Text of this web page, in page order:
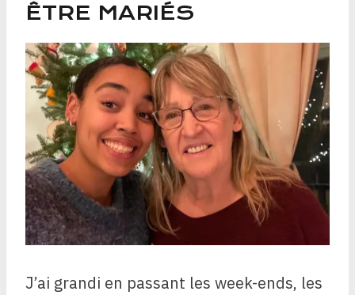
ÊTRE MARIÉS
J’ai grandi en passant les week-ends, les